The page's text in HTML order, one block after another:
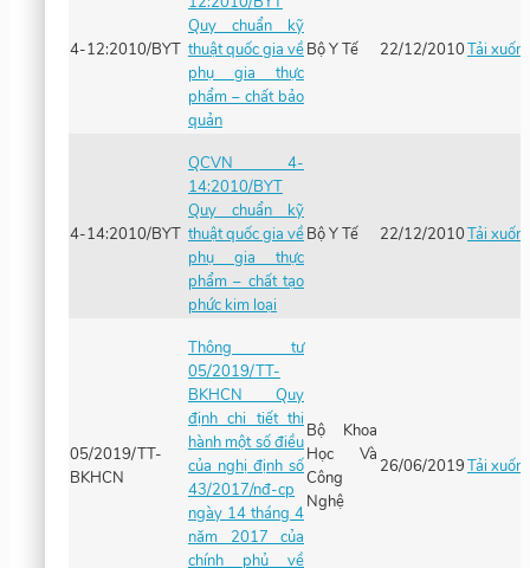
4-12:2010/BYT
Quy chuẩn kỹ
thuật quốc gia về
phụ gia thực
phẩm – chất bảo
quản
Bộ Y Tế 22/12/2010Tải
4-14:2010/BYT
QCVN 4-
14:2010/BYT
Quy chuẩn kỹ
thuật quốc gia về
phụ gia thực
phẩm – chất tạo
phức kim loại
Bộ Y Tế 22/12/2010Tải
05/2019/TT-
BKHCN
Thông tư
05/2019/TT-
BKHCN Quy
định chi tiết thi
hành một số điều
của nghị định số
43/2017/nđ-cp
ngày 14 tháng 4
năm 2017 của
chính phủ về
Bộ Khoa
Học Và
Công
Nghệ
26/06/2019Tải